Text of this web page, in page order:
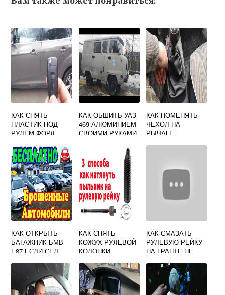
КАК СНЯТЬ
ПЛАСТИК ПОД
РУЛЕМ ФОРД
КАК ОБШИТЬ УАЗ
469 АЛЮМИНИЕМ
СВОИМИ РУКАМИ
КАК ПОМЕНЯТЬ
ЧЕХОЛ НА
РЫЧАГЕ
КАК ОТКРЫТЬ
БАГАЖНИК БМВ
Е87 ЕСЛИ СЕЛ
КАК СНЯТЬ
КОЖУХ РУЛЕВОЙ
КОЛОНКИ
КАК СМАЗАТЬ
РУЛЕВУЮ РЕЙКУ
НА ГРАНТЕ НЕ